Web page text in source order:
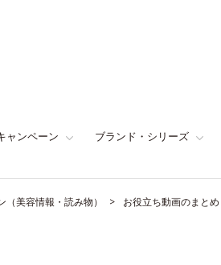
ャンペーン ブランド・シリーズ
（美容情報・読み物） お役立ち動画のまとめ